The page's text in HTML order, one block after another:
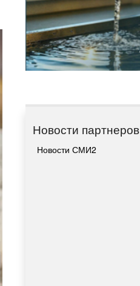
Новости партнеров
Новости СМИ2